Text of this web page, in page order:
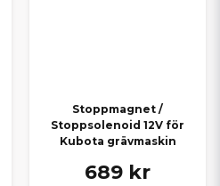
Stoppmagnet /
Stoppsolenoid 12V för
Kubota grävmaskin
689 kr